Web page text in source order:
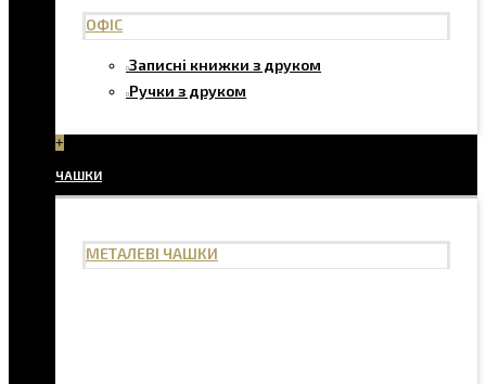
ОФІС
Записні книжки з друком
Ручки з друком
+
ЧАШКИ
МЕТАЛЕВІ ЧАШКИ